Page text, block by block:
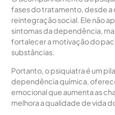
fases do tratamento, desde a
reintegração social. Ele não
sintomas da dependência,
fortalecer a motivação do
substâncias.
Portanto, o psiquiatra é um
dependência química,
emocional que aumenta as
melhora a qualidade de vida